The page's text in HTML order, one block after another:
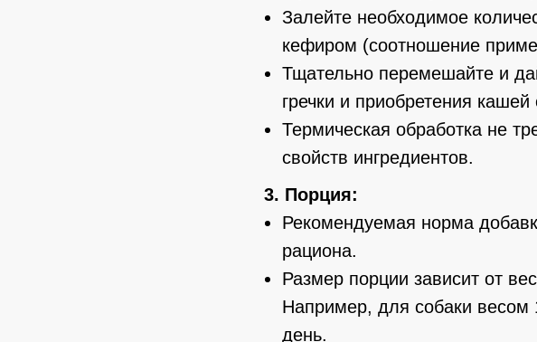
Залейте необходимое
кефиром (соотношение
Тщательно перемешайте и
гречки и приобретения
Термическая обработка не
свойств ингредиентов.
3. Порция:
Рекомендуемая норма
рациона.
Размер порции зависит от
Например, для собаки весом
день.